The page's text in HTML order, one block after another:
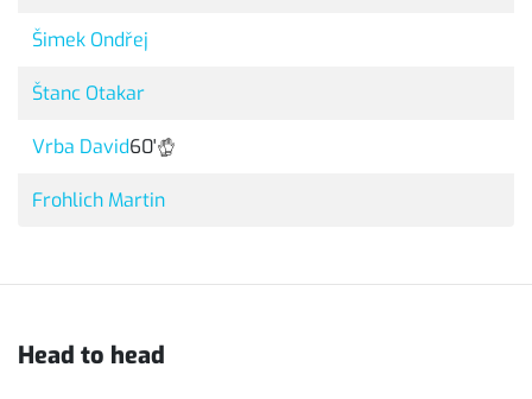
Šimek Ondřej
Štanc Otakar
Vrba David60'
Frohlich Martin
Head to head